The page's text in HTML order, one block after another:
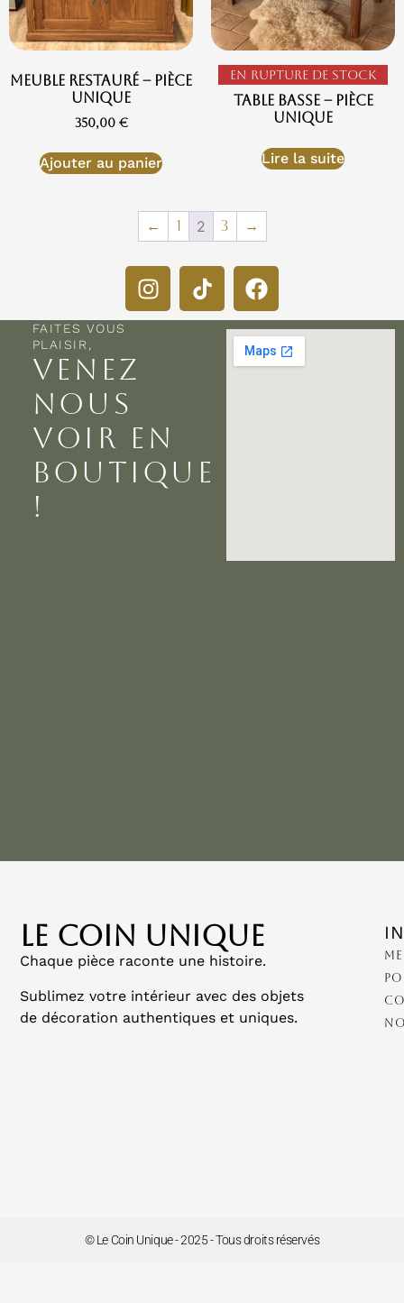
Meuble restauré – Pièce
Unique
350,00 €
Ajouter au panier
En rupture de stock
Table basse – Pièce
Unique
Lire la suite
← 1 2 3 →
FAITES VOUS
PLAISIR,
VENEZ
NOUS
VOIR EN
BOUTIQUE
!
LE COIN UNIQUE
Chaque pièce raconte une histoire.
Sublimez votre intérieur avec des objets
de décoration authentiques et uniques.
© Le Coin Unique - 2025 - Tous droits réservés